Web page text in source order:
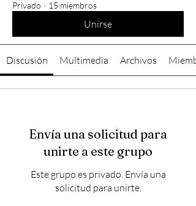
Privado · 15 miembros
Unirse
Discusión Multimedia Archivos
Envía una solicitud para
unirte a este grupo
Este grupo es privado. Envía una
solicitud para unirte.